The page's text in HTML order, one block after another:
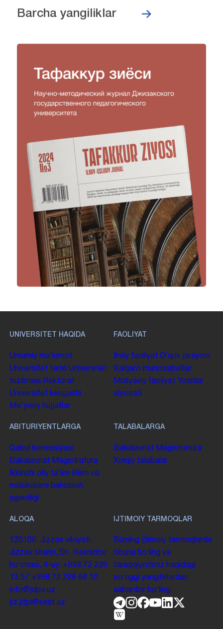
Barcha yangiliklar
UNIVERSITET HAQIDA
Umumiy maʼlumot
Universitet tarixi Universitet
tuzilmasi Rektorat
Universitet kengashi
Me'yoriy hujjatlar
FAOLIYAT
Ilmiy faoliyat Oʻquv jarayoni
Xalqaro munosabatlar
Moliyaviy faoliyat Yoshlar
siyosati
ABITURIYENTLARGA
Qabul komissiyasi
Bakalavriat Magistratura
Ikkinchi oliy taʼlim Bilim va
malakalarni baholash
agentligi
TALABALARGA
Bakalavriat Magistratura
Xorijiy talabalar
ALOQA
130100. Jizzax viloyati,
Jizzax shahri, Sh. Rashidov
koʻchasi, 4-uy. +998 72 226
13 57 +998 72 226 68 10
info@jdpu.uz
jiz.jdpi@exat.uz
IJTIMOIY TARMOQLAR
Bizning ijtimoiy tarmoqlarda
obuna boʻling va
taraqqiyotimiz haqidagi
soʻnggi yangiliklardan
xabardor boʻling.